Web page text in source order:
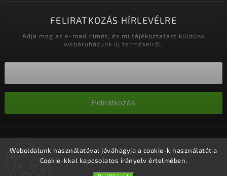
Weboldalunk használatával jóváhagyja a cookie-k használatát a
Cookie-kkal kapcsolatos irányelv értelmében.
FELIRATKOZÁS HÍRLEVÉLRE
Adja meg az e-mail címét, és mi tájékoztatást küldünk
webáruházunk új termékeiről.
Feliratkozás
fenntartva.
Süti beállítások szerkesztése